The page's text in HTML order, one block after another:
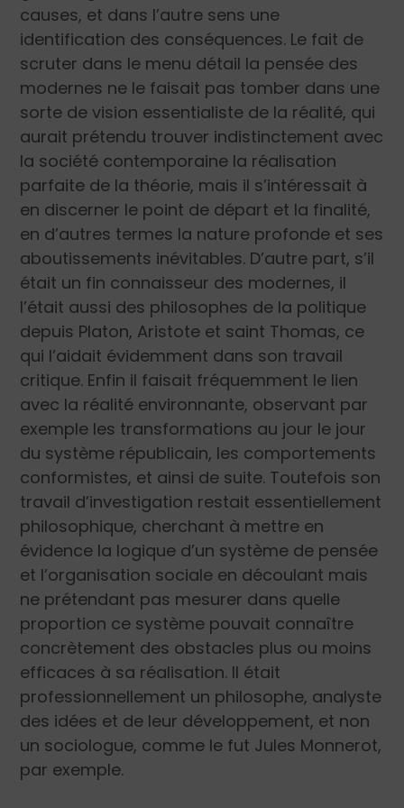
causes, et dans l’autre sens une
identification des conséquences. Le fait de
scruter dans le menu détail la pensée des
modernes ne le faisait pas tomber dans une
sorte de vision essentialiste de la réalité, qui
aurait prétendu trouver indistinctement avec
la société contemporaine la réalisation
parfaite de la théorie, mais il s’intéressait à
en discerner le point de départ et la finalité,
en d’autres termes la nature profonde et ses
aboutissements inévitables. D’autre part, s’il
était un fin connaisseur des modernes, il
l’était aussi des philosophes de la politique
depuis Platon, Aristote et saint Thomas, ce
qui l’aidait évidemment dans son travail
critique. Enfin il faisait fréquemment le lien
avec la réalité environnante, observant par
exemple les transformations au jour le jour
du système républicain, les comportements
conformistes, et ainsi de suite. Toutefois son
travail d’investigation restait essentiellement
philosophique, cherchant à mettre en
évidence la logique d’un système de pensée
et l’organisation sociale en découlant mais
ne prétendant pas mesurer dans quelle
proportion ce système pouvait connaître
concrètement des obstacles plus ou moins
efficaces à sa réalisation. Il était
professionnellement un philosophe, analyste
des idées et de leur développement, et non
un sociologue, comme le fut Jules Monnerot,
par exemple.